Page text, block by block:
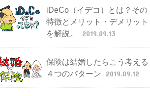
iDeCo（イデコ）とは？その
特徴とメリット・デメリット
を解説。
2019.09.13
保険は結婚したらこう考える
４つのパターン
2019.09.12